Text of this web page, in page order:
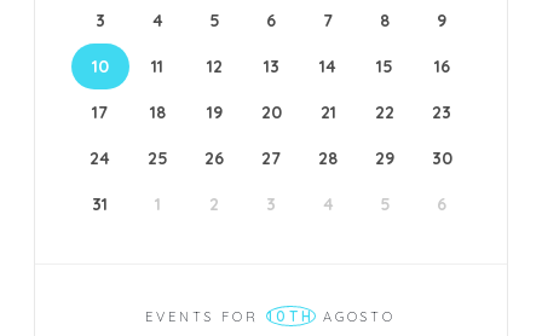
3 4 5 6 7 8 9
10 11 12 13 14 15 16
17 18 19 20 21 22 23
24 25 26 27 28 29 30
31 1 2 3 4 5 6
EVENTS FOR10TH AGOSTO